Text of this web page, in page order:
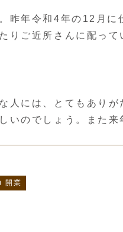
昨年令和4年の12月
りご近所さんに配って
人には、とてもあり
いのでしょう。また
開業